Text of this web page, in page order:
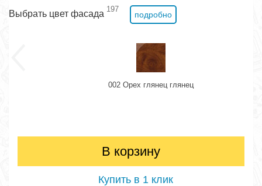
Выбрать цвет фасада 197
подробно
002 Орех глянец глянец
В корзину
Купить в 1 клик